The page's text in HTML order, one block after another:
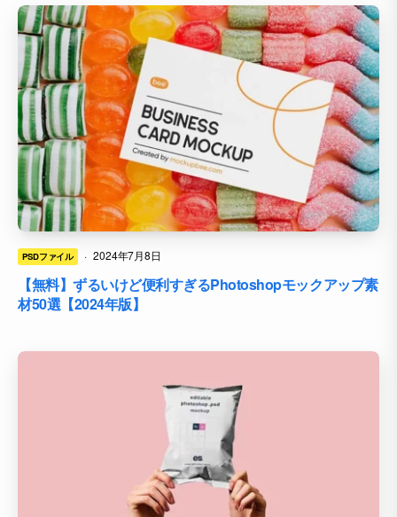
PSDファイル · 2024年7月8日
【無料】ずるいけど便利すぎるPhotoshopモックアップ素
材50選【2024年版】